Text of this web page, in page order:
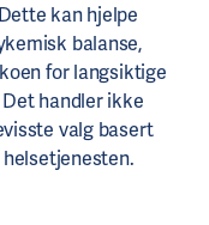
kan hjelpe
balanse,
for langsiktige
handler ikke
valg basert